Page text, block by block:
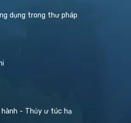
dụng trong thư pháp
hành - Thủy ư túc hạ